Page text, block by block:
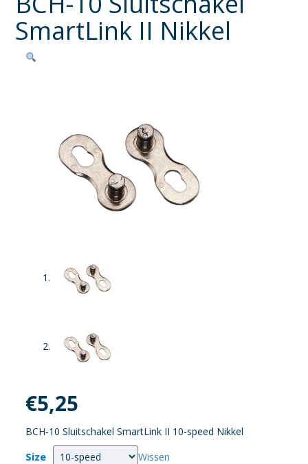
SmartLink II Nikkel
€5,25
BCH-10 Sluitschakel SmartLink II 10-speed Nikkel
Size Wissen